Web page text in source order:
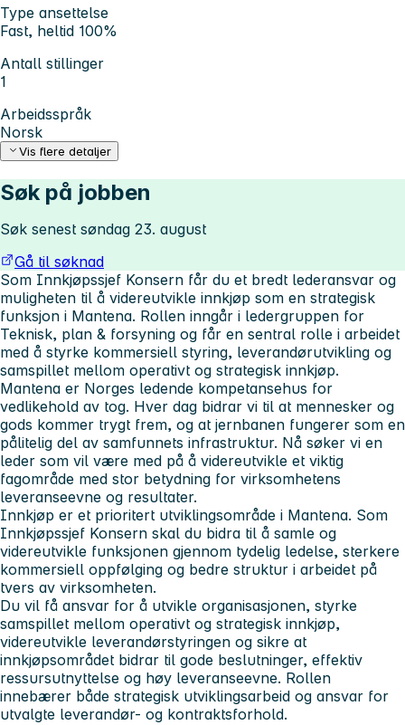
Type ansettelse
Fast, heltid 100%
Antall stillinger
1
Arbeidsspråk
Norsk
Vis flere detaljer
Søk på jobben
Søk senest søndag 23. august
Gå til søknad
Som Innkjøpssjef Konsern får du et bredt lederansvar og
muligheten til å videreutvikle innkjøp som en strategisk
funksjon i Mantena. Rollen inngår i ledergruppen for
Teknisk, plan & forsyning og får en sentral rolle i arbeidet
med å styrke kommersiell styring, leverandørutvikling og
samspillet mellom operativt og strategisk innkjøp.
Mantena er Norges ledende kompetansehus for
vedlikehold av tog. Hver dag bidrar vi til at mennesker og
gods kommer trygt frem, og at jernbanen fungerer som en
pålitelig del av samfunnets infrastruktur. Nå søker vi en
leder som vil være med på å videreutvikle et viktig
fagområde med stor betydning for virksomhetens
leveranseevne og resultater.
Innkjøp er et prioritert utviklingsområde i Mantena. Som
Innkjøpssjef Konsern skal du bidra til å samle og
videreutvikle funksjonen gjennom tydelig ledelse, sterkere
kommersiell oppfølging og bedre struktur i arbeidet på
tvers av virksomheten.
Du vil få ansvar for å utvikle organisasjonen, styrke
samspillet mellom operativt og strategisk innkjøp,
videreutvikle leverandørstyringen og sikre at
innkjøpsområdet bidrar til gode beslutninger, effektiv
ressursutnyttelse og høy leveranseevne. Rollen
innebærer både strategisk utviklingsarbeid og ansvar for
utvalgte leverandør- og kontraktsforhold.